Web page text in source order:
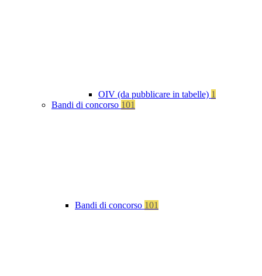
OIV (da pubblicare in tabelle) 1
Bandi di concorso 101
Bandi di concorso 101